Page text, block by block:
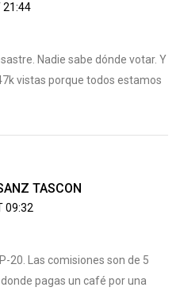
21:44
Nadie sabe dónde votar. Y
vistas porque todos estamos
TASCON
09:32
20. Las comisiones son de 5
pagas un café por una